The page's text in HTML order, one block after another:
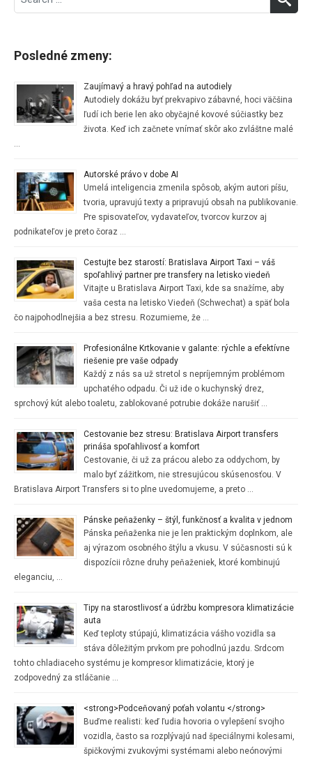
for:
Posledné zmeny:
Zaujímavý a hravý pohľad na autodiely
Autodiely dokážu byť prekvapivo zábavné, hoci väčšina
ľudí ich berie len ako obyčajné kovové súčiastky bez
života. Keď ich začnete vnímať skôr ako zvláštne malé
…
Autorské právo v dobe AI
Umelá inteligencia zmenila spôsob, akým autori píšu,
tvoria, upravujú texty a pripravujú obsah na publikovanie.
Pre spisovateľov, vydavateľov, tvorcov kurzov aj
podnikateľov je preto čoraz …
Cestujte bez starostí: Bratislava Airport Taxi – váš
spoľahlivý partner pre transfery na letisko viedeň
Vitajte u Bratislava Airport Taxi, kde sa snažíme, aby
vaša cesta na letisko Viedeň (Schwechat) a späť bola
čo najpohodlnejšia a bez stresu. Rozumieme, že …
Profesionálne Krtkovanie v galante: rýchle a efektívne
riešenie pre vaše odpady
Každý z nás sa už stretol s nepríjemným problémom
upchatého odpadu. Či už ide o kuchynský drez,
sprchový kút alebo toaletu, zablokované potrubie dokáže narušiť …
Cestovanie bez stresu: Bratislava Airport transfers
prináša spoľahlivosť a komfort
Cestovanie, či už za prácou alebo za oddychom, by
malo byť zážitkom, nie stresujúcou skúsenosťou. V
Bratislava Airport Transfers si to plne uvedomujeme, a preto …
Pánske peňaženky – štýl, funkčnosť a kvalita v jednom
Pánska peňaženka nie je len praktickým doplnkom, ale
aj výrazom osobného štýlu a vkusu. V súčasnosti sú k
dispozícii rôzne druhy peňaženiek, ktoré kombinujú
eleganciu, …
Tipy na starostlivosť a údržbu kompresora klimatizácie
auta
Keď teploty stúpajú, klimatizácia vášho vozidla sa
stáva dôležitým prvkom pre pohodlnú jazdu. Srdcom
tohto chladiaceho systému je kompresor klimatizácie, ktorý je
zodpovedný za stláčanie …
<strong>Podceňovaný poťah volantu </strong>
Buďme realisti: keď ľudia hovoria o vylepšení svojho
vozidla, často sa rozplývajú nad špeciálnymi kolesami,
špičkovými zvukovými systémami alebo neónovými